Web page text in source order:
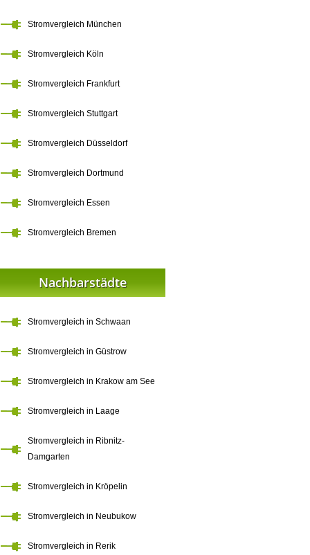
Stromvergleich München
Stromvergleich Köln
Stromvergleich Frankfurt
Stromvergleich Stuttgart
Stromvergleich Düsseldorf
Stromvergleich Dortmund
Stromvergleich Essen
Stromvergleich Bremen
Nachbarstädte
Stromvergleich in Schwaan
Stromvergleich in Güstrow
Stromvergleich in Krakow am See
Stromvergleich in Laage
Stromvergleich in Ribnitz-
Damgarten
Stromvergleich in Kröpelin
Stromvergleich in Neubukow
Stromvergleich in Rerik